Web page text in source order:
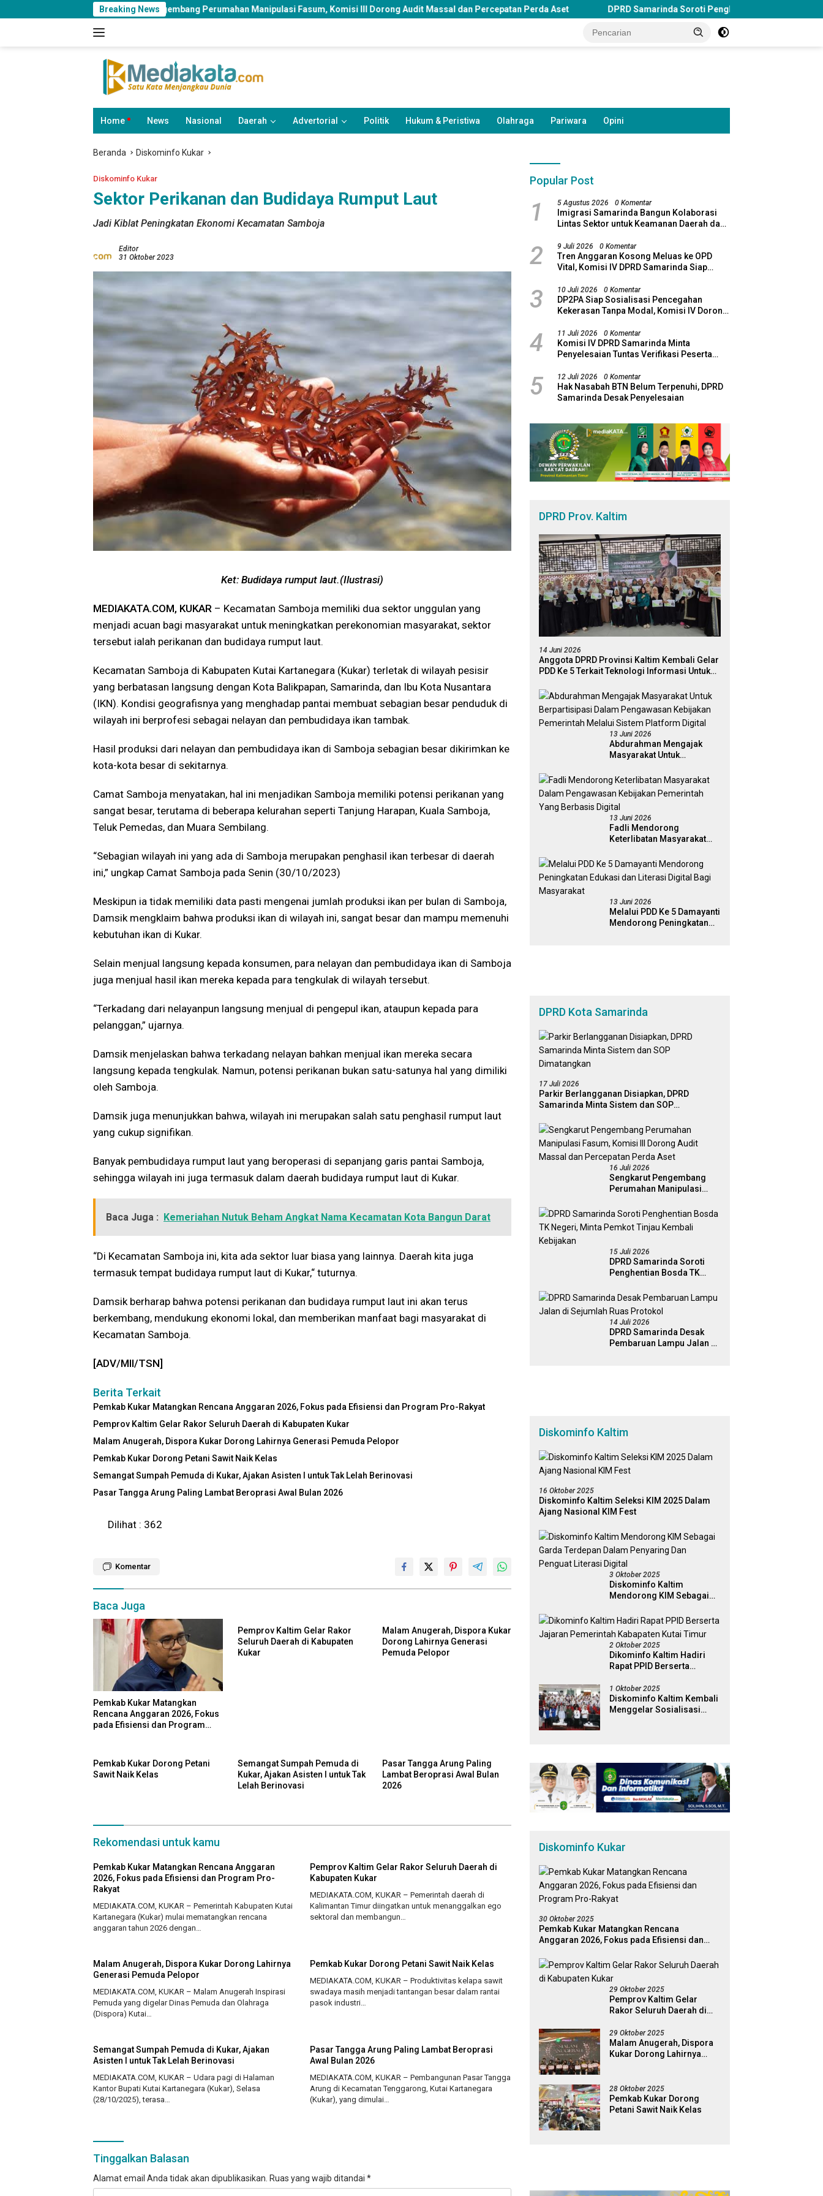
ke
Breaking News
Pengembang Perumahan Manipulasi Fasum, Komisi III Dorong Audit Massal dan Percepatan Perda Aset DPRD Samarinda Soroti Penghentian Bosda TK Negeri, Minta Pemkot Tinjau
Home News Nasional Daerah Advertorial Politik Hukum & Peristiwa Olahraga Pariwara Opini
Beranda Diskominfo Kukar
Diskominfo Kukar
Sektor Perikanan dan Budidaya Rumput Laut
Jadi Kiblat Peningkatan Ekonomi Kecamatan Samboja
Editor
31 Oktober 2023
Ket: Budidaya rumput laut.(Ilustrasi)
MEDIAKATA.COM, KUKAR – Kecamatan Samboja memiliki dua sektor unggulan yang
menjadi acuan bagi masyarakat untuk meningkatkan perekonomian masyarakat, sektor
tersebut ialah perikanan dan budidaya rumput laut.
Kecamatan Samboja di Kabupaten Kutai Kartanegara (Kukar) terletak di wilayah pesisir
yang berbatasan langsung dengan Kota Balikpapan, Samarinda, dan Ibu Kota Nusantara
(IKN). Kondisi geografisnya yang menghadap pantai membuat sebagian besar penduduk di
wilayah ini berprofesi sebagai nelayan dan pembudidaya ikan tambak.
Hasil produksi dari nelayan dan pembudidaya ikan di Samboja sebagian besar dikirimkan ke
kota-kota besar di sekitarnya.
Camat Samboja menyatakan, hal ini menjadikan Samboja memiliki potensi perikanan yang
sangat besar, terutama di beberapa kelurahan seperti Tanjung Harapan, Kuala Samboja,
Teluk Pemedas, dan Muara Sembilang.
“Sebagian wilayah ini yang ada di Samboja merupakan penghasil ikan terbesar di daerah
ini,” ungkap Camat Samboja pada Senin (30/10/2023)
Meskipun ia tidak memiliki data pasti mengenai jumlah produksi ikan per bulan di Samboja,
Damsik mengklaim bahwa produksi ikan di wilayah ini, sangat besar dan mampu memenuhi
kebutuhan ikan di Kukar.
Selain menjual langsung kepada konsumen, para nelayan dan pembudidaya ikan di Samboja
juga menjual hasil ikan mereka kepada para tengkulak di wilayah tersebut.
“Terkadang dari nelayanpun langsung menjual di pengepul ikan, ataupun kepada para
pelanggan,” ujarnya.
Damsik menjelaskan bahwa terkadang nelayan bahkan menjual ikan mereka secara
langsung kepada tengkulak. Namun, potensi perikanan bukan satu-satunya hal yang dimiliki
oleh Samboja.
Damsik juga menunjukkan bahwa, wilayah ini merupakan salah satu penghasil rumput laut
yang cukup signifikan.
Banyak pembudidaya rumput laut yang beroperasi di sepanjang garis pantai Samboja,
sehingga wilayah ini juga termasuk dalam daerah budidaya rumput laut di Kukar.
Baca Juga : Kemeriahan Nutuk Beham Angkat Nama Kecamatan Kota Bangun Darat
“Di Kecamatan Samboja ini, kita ada sektor luar biasa yang lainnya. Daerah kita juga
termasuk tempat budidaya rumput laut di Kukar,“ tuturnya.
Damsik berharap bahwa potensi perikanan dan budidaya rumput laut ini akan terus
berkembang, mendukung ekonomi lokal, dan memberikan manfaat bagi masyarakat di
Kecamatan Samboja.
[ADV/MII/TSN]
Berita Terkait
Pemkab Kukar Matangkan Rencana Anggaran 2026, Fokus pada Efisiensi dan Program Pro-Rakyat
Pemprov Kaltim Gelar Rakor Seluruh Daerah di Kabupaten Kukar
Malam Anugerah, Dispora Kukar Dorong Lahirnya Generasi Pemuda Pelopor
Pemkab Kukar Dorong Petani Sawit Naik Kelas
Semangat Sumpah Pemuda di Kukar, Ajakan Asisten I untuk Tak Lelah Berinovasi
Pasar Tangga Arung Paling Lambat Beroprasi Awal Bulan 2026
Dilihat : 362
Komentar
Baca Juga
Pemkab Kukar Matangkan
Rencana Anggaran 2026, Fokus
pada Efisiensi dan Program
Pemprov Kaltim Gelar Rakor
Seluruh Daerah di Kabupaten
Kukar
Malam Anugerah, Dispora Kukar
Dorong Lahirnya Generasi
Pemuda Pelopor
Pemkab Kukar Dorong Petani
Sawit Naik Kelas
Semangat Sumpah Pemuda di
Kukar, Ajakan Asisten I untuk Tak
Lelah Berinovasi
Pasar Tangga Arung Paling
Lambat Beroprasi Awal Bulan
2026
Rekomendasi untuk kamu
Pemkab Kukar Matangkan Rencana Anggaran
2026, Fokus pada Efisiensi dan Program Pro-
Rakyat
MEDIAKATA.COM, KUKAR – Pemerintah Kabupaten Kutai
Kartanegara (Kukar) mulai mematangkan rencana
anggaran tahun 2026 dengan…
Pemprov Kaltim Gelar Rakor Seluruh Daerah di
Kabupaten Kukar
MEDIAKATA.COM, KUKAR – Pemerintah daerah di
Kalimantan Timur diingatkan untuk menanggalkan ego
sektoral dan membangun…
Malam Anugerah, Dispora Kukar Dorong Lahirnya
Generasi Pemuda Pelopor
MEDIAKATA.COM, KUKAR – Malam Anugerah Inspirasi
Pemuda yang digelar Dinas Pemuda dan Olahraga
(Dispora) Kutai…
Pemkab Kukar Dorong Petani Sawit Naik Kelas
MEDIAKATA.COM, KUKAR – Produktivitas kelapa sawit
swadaya masih menjadi tantangan besar dalam rantai
pasok industri…
Semangat Sumpah Pemuda di Kukar, Ajakan
Asisten I untuk Tak Lelah Berinovasi
MEDIAKATA.COM, KUKAR – Udara pagi di Halaman
Kantor Bupati Kutai Kartanegara (Kukar), Selasa
(28/10/2025), terasa…
Pasar Tangga Arung Paling Lambat Beroprasi
Awal Bulan 2026
MEDIAKATA.COM, KUKAR – Pembangunan Pasar Tangga
Arung di Kecamatan Tenggarong, Kutai Kartanegara
(Kukar), yang dimulai…
Tinggalkan Balasan
Alamat email Anda tidak akan dipublikasikan. Ruas yang wajib ditandai *
Popular Post
1 5 Agustus 2026 0 Komentar
Imigrasi Samarinda Bangun Kolaborasi
Lintas Sektor untuk Keamanan Daerah dan
2 9 Juli 2026 0 Komentar
Tren Anggaran Kosong Meluas ke OPD
Vital, Komisi IV DPRD Samarinda Siap
3 10 Juli 2026 0 Komentar
DP2PA Siap Sosialisasi Pencegahan
Kekerasan Tanpa Modal, Komisi IV Dorong
4 11 Juli 2026 0 Komentar
Komisi IV DPRD Samarinda Minta
Penyelesaian Tuntas Verifikasi Peserta
5 12 Juli 2026 0 Komentar
Hak Nasabah BTN Belum Terpenuhi, DPRD
Samarinda Desak Penyelesaian
DPRD Prov. Kaltim
14 Juni 2026
Anggota DPRD Provinsi Kaltim Kembali Gelar
PDD Ke 5 Terkait Teknologi Informasi Untuk
Demokrasi Daerah
13 Juni 2026
Abdurahman Mengajak
Masyarakat Untuk
Pengawasan Kebijakan
Pemerintah Melalui Sistem
Platform Digital
13 Juni 2026
Fadli Mendorong
Keterlibatan Masyarakat
Kebijakan Pemerintah Yang
Berbasis Digital
13 Juni 2026
Melalui PDD Ke 5 Damayanti
Mendorong Peningkatan
DPRD Kota Samarinda
17 Juli 2026
Parkir Berlangganan Disiapkan, DPRD
Samarinda Minta Sistem dan SOP
16 Juli 2026
Sengkarut Pengembang
Perumahan Manipulasi
Audit Massal dan
Percepatan Perda Aset
15 Juli 2026
DPRD Samarinda Soroti
Penghentian Bosda TK
Tinjau Kembali Kebijakan
14 Juli 2026
DPRD Samarinda Desak
Pembaruan Lampu Jalan di
Diskominfo Kaltim
16 Oktober 2025
Diskominfo Kaltim Seleksi KIM 2025 Dalam
Ajang Nasional KIM Fest
3 Oktober 2025
Diskominfo Kaltim
Mendorong KIM Sebagai
Penyaring Dan Penguat
Literasi Digital
2 Oktober 2025
Dikominfo Kaltim Hadiri
Rapat PPID Berserta
Kabapaten Kutai Timur
1 Oktober 2025
Diskominfo Kaltim Kembali
Menggelar Sosialisasi
Diskominfo Kukar
30 Oktober 2025
Pemkab Kukar Matangkan Rencana
Anggaran 2026, Fokus pada Efisiensi dan
29 Oktober 2025
Pemprov Kaltim Gelar
Rakor Seluruh Daerah di
29 Oktober 2025
Malam Anugerah, Dispora
Kukar Dorong Lahirnya
28 Oktober 2025
Pemkab Kukar Dorong
Petani Sawit Naik Kelas